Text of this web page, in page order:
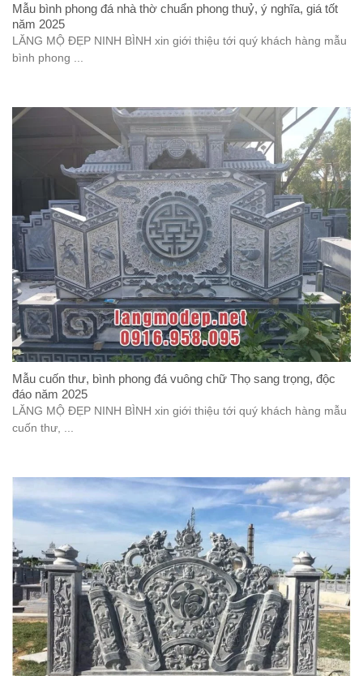
Mẫu bình phong đá nhà thờ chuẩn phong thuỷ, ý nghĩa, giá tốt
năm 2025
LĂNG MỘ ĐẸP NINH BÌNH xin giới thiệu tới quý khách hàng mẫu
bình phong ...
Mẫu cuốn thư, bình phong đá vuông chữ Thọ sang trọng, độc
đáo năm 2025
LĂNG MỘ ĐẸP NINH BÌNH xin giới thiệu tới quý khách hàng mẫu
cuốn thư, ...